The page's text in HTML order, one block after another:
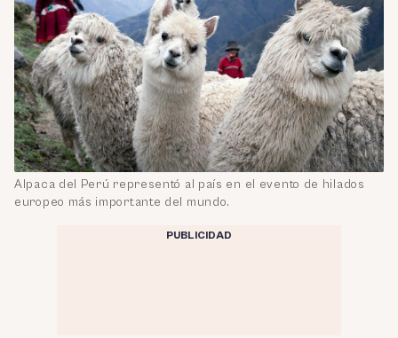
Alpaca del Perú representó al país en el evento de hilados
europeo más importante del mundo.
PUBLICIDAD